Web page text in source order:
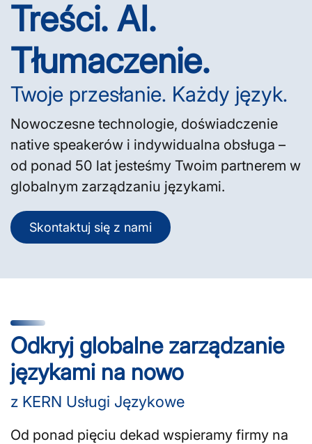
Treści. AI.
Tłumaczenie.
Twoje przesłanie. Każdy język.
Nowoczesne technologie, doświadczenie
native speakerów i indywidualna obsługa –
od ponad 50 lat jesteśmy Twoim partnerem w
globalnym zarządzaniu językami.
Skontaktuj się z nami
Odkryj globalne zarządzanie
językami na nowo
z KERN Usługi Językowe
Od ponad pięciu dekad wspieramy firmy na